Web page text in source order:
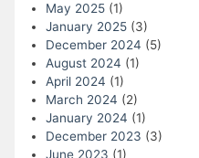
May 2025(1)
January 2025(3)
December 2024 (5)
August 2024 (1)
April 2024 (1)
March 2024 (2)
January 2024 (1)
December 2023 (3)
June 2023 (1)